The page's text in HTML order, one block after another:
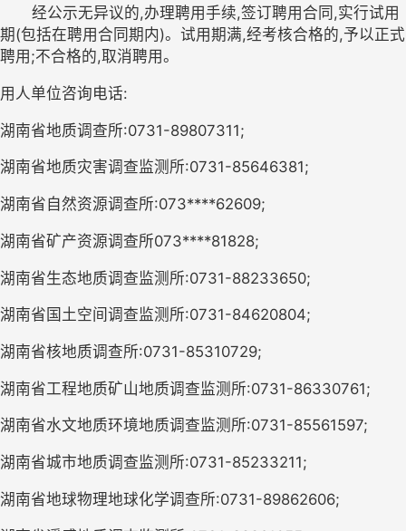
经公示无异议的,办理聘用手续,签订聘用合同 ,实行试用
期(包括在聘用合同期内)。试用期满,经考核合格的,予以正式
聘用 ;不合格的,取消聘用。
用人单位咨询电话:
湖南省地质调查所:0731-89807311;
湖南省地质灾害调查监测所:0731-85646381;
湖南省自然资源调查所:073****62609;
湖南省矿产资源调查所073****81828;
湖南省生态地质调查监测所:0731-88233650;
湖南省国土空间调查监测所:0731-84620804;
湖南省核地质调查所:0731-85310729;
湖南省工程地质矿山地质调查监测所:0731-86330761;
湖南省水文地质环境地质调查监测所:0731-85561597;
湖南省城市地质调查监测所:0731-85233211;
湖南省地球物理地球化学调查所:0731-89862606;